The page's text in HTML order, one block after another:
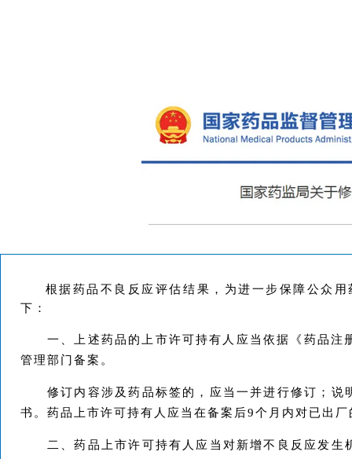
根据药品不良反应评估结果，为进一步保障公众
下：
一、上述药品的上市许可持有人应当依据《药品
管理部门备案。
修订内容涉及药品标签的，应当一并进行修订；
书。药品上市许可持有人应当在备案后9个月内对已出
二、药品上市许可持有人应当对新增不良反应发